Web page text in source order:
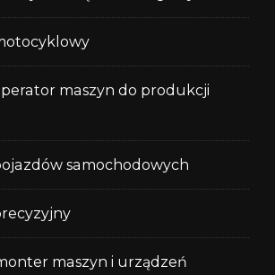
maszyn do produkcji
samochodowych
maszyn i urządzeń